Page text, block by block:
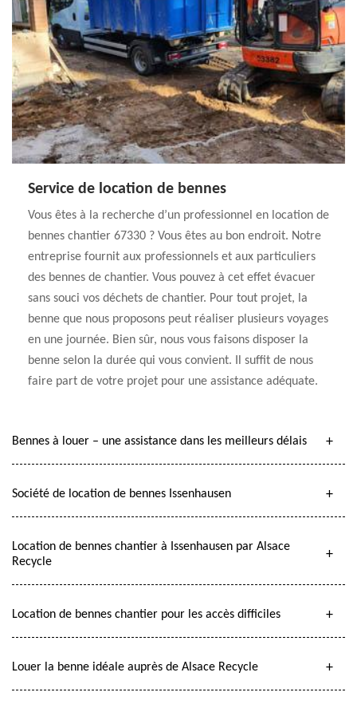
Service de location de bennes
Vous êtes à la recherche d’un professionnel en location de
bennes chantier 67330 ? Vous êtes au bon endroit. Notre
entreprise fournit aux professionnels et aux particuliers
des bennes de chantier. Vous pouvez à cet effet évacuer
sans souci vos déchets de chantier. Pour tout projet, la
benne que nous proposons peut réaliser plusieurs voyages
en une journée. Bien sûr, nous vous faisons disposer la
benne selon la durée qui vous convient. Il suffit de nous
faire part de votre projet pour une assistance adéquate.
Bennes à louer – une assistance dans les meilleurs délais
Société de location de bennes Issenhausen
Location de bennes chantier à Issenhausen par Alsace
Recycle
Location de bennes chantier pour les accès difficiles
Louer la benne idéale auprès de Alsace Recycle